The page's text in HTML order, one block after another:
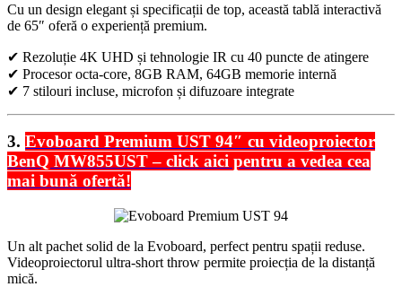
Cu un design elegant și specificații de top, această tablă interactivă
de 65″ oferă o experiență premium.
✔ Rezoluție 4K UHD și tehnologie IR cu 40 puncte de atingere
✔ Procesor octa-core, 8GB RAM, 64GB memorie internă
✔ 7 stilouri incluse, microfon și difuzoare integrate
3. Evoboard Premium UST 94″ cu videoproiector
BenQ MW855UST – click aici pentru a vedea cea
mai bună ofertă!
Un alt pachet solid de la Evoboard, perfect pentru spații reduse.
Videoproiectorul ultra-short throw permite proiecția de la distanță
mică.